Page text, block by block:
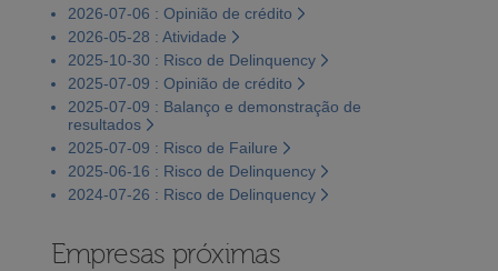
2026-07-06 : Opinião de crédito
2026-05-28 : Atividade
2025-10-30 : Risco de Delinquency
2025-07-09 : Opinião de crédito
2025-07-09 : Balanço e demonstração de
resultados
2025-07-09 : Risco de Failure
2025-06-16 : Risco de Delinquency
2024-07-26 : Risco de Delinquency
Empresas próximas